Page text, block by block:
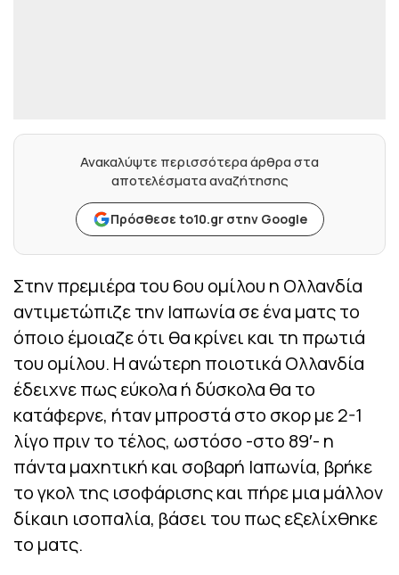
Ανακαλύψτε περισσότερα άρθρα στα
αποτελέσματα αναζήτησης
Πρόσθεσε to10.gr στην Google
Στην πρεμιέρα του 6ου ομίλου η Ολλανδία
αντιμετώπιζε την Ιαπωνία σε ένα ματς το
όποιο έμοιαζε ότι θα κρίνει και τη πρωτιά
του ομίλου. Η ανώτερη ποιοτικά Ολλανδία
έδειχνε πως εύκολα ή δύσκολα θα το
κατάφερνε, ήταν μπροστά στο σκορ με 2-1
λίγο πριν το τέλος, ωστόσο -στο 89′- η
πάντα μαχητική και σοβαρή Ιαπωνία, βρήκε
το γκολ της ισοφάρισης και πήρε μια μάλλον
δίκαιη ισοπαλία, βάσει του πως εξελίχθηκε
το ματς.